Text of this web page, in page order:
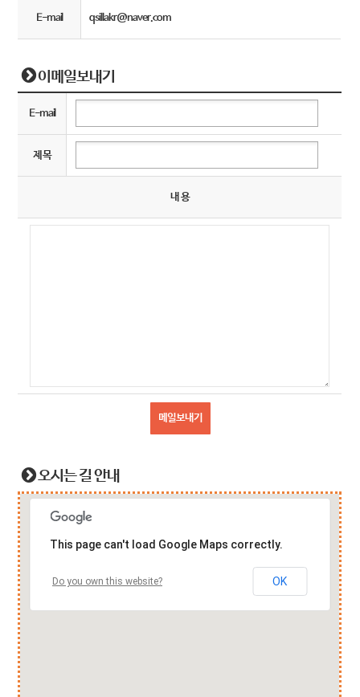
E-mail qsillakr@naver.com
이메일보내기
E-mail
제 목
내 용
메일보내기
오시는 길 안내